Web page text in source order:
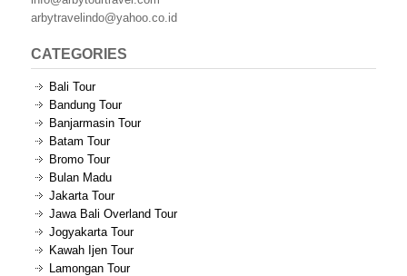
arbytravelindo@yahoo.co.id
CATEGORIES
Bali Tour
Bandung Tour
Banjarmasin Tour
Batam Tour
Bromo Tour
Bulan Madu
Jakarta Tour
Jawa Bali Overland Tour
Jogyakarta Tour
Kawah Ijen Tour
Lamongan Tour